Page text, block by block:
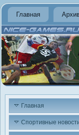
Главная
Главная
Спортивные